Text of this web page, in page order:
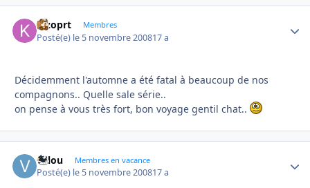
kizoprt Membres
Posté(e) le 5 novembre 200817 a
Décidemment l'automne a été fatal à beaucoup de nos
compagnons.. Quelle sale série..
on pense à vous très fort, bon voyage gentil chat..
valou Membres en vacance
Posté(e) le 5 novembre 200817 a